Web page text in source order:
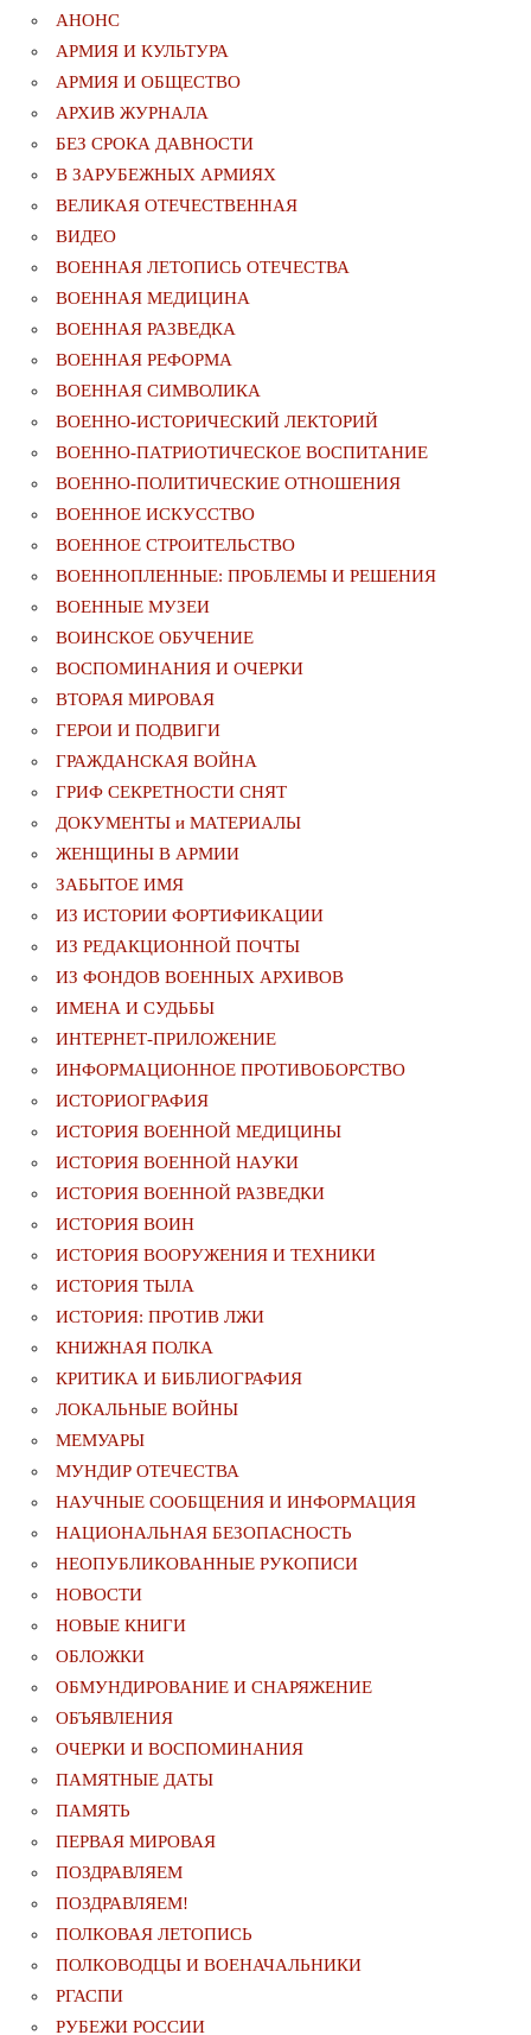
АНОНС
АРМИЯ И КУЛЬТУРА
АРМИЯ И ОБЩЕСТВО
АРХИВ ЖУРНАЛА
БЕЗ СРОКА ДАВНОСТИ
В ЗАРУБЕЖНЫХ АРМИЯХ
ВЕЛИКАЯ ОТЕЧЕСТВЕННАЯ
ВИДЕО
ВОЕННАЯ ЛЕТОПИСЬ ОТЕЧЕСТВА
ВОЕННАЯ МЕДИЦИНА
ВОЕННАЯ РАЗВЕДКА
ВОЕННАЯ РЕФОРМА
ВОЕННАЯ СИМВОЛИКА
ВОЕННО-ИСТОРИЧЕСКИЙ ЛЕКТОРИЙ
ВОЕННО-ПАТРИОТИЧЕСКОЕ ВОСПИТАНИЕ
ВОЕННО-ПОЛИТИЧЕСКИE ОТНОШЕНИЯ
ВОЕННОЕ ИСКУССТВО
ВОЕННОЕ СТРОИТЕЛЬСТВО
ВОЕННОПЛЕННЫЕ: ПРОБЛЕМЫ И РЕШЕНИЯ
ВОЕННЫЕ МУЗЕИ
ВОИНСКОЕ ОБУЧЕНИЕ
ВОСПОМИНАНИЯ И ОЧЕРКИ
ВТОРАЯ МИРОВАЯ
ГЕРОИ И ПОДВИГИ
ГРАЖДАНСКАЯ ВОЙНА
ГРИФ СЕКРЕТНОСТИ СНЯТ
ДОКУМЕНТЫ и МАТЕРИАЛЫ
ЖЕНЩИНЫ В АРМИИ
ЗАБЫТОЕ ИМЯ
ИЗ ИСТОРИИ ФОРТИФИКАЦИИ
ИЗ РЕДАКЦИОННОЙ ПОЧТЫ
ИЗ ФОНДОВ ВОЕННЫХ АРХИВОВ
ИМЕНА И СУДЬБЫ
ИНТЕРНЕТ-ПРИЛОЖЕНИЕ
ИНФОРМАЦИОННОЕ ПРОТИВОБОРСТВО
ИСТОРИОГРАФИЯ
ИСТОРИЯ ВОЕННОЙ МЕДИЦИНЫ
ИСТОРИЯ ВОЕННОЙ НАУКИ
ИСТОРИЯ ВОЕННОЙ РАЗВЕДКИ
ИСТОРИЯ ВОИН
ИСТОРИЯ ВООРУЖЕНИЯ И ТЕХНИКИ
ИСТОРИЯ ТЫЛА
ИСТОРИЯ: ПРОТИВ ЛЖИ
КНИЖНАЯ ПОЛКА
КРИТИКА И БИБЛИОГРАФИЯ
ЛОКАЛЬНЫЕ ВОЙНЫ
МЕМУАРЫ
МУНДИР ОТЕЧЕСТВА
НАУЧНЫЕ СООБЩЕНИЯ И ИНФОРМАЦИЯ
НАЦИОНАЛЬНАЯ БЕЗОПАСНОСТЬ
НЕОПУБЛИКОВАННЫЕ РУКОПИСИ
НОВОСТИ
НОВЫЕ КНИГИ
ОБЛОЖКИ
ОБМУНДИРОВАНИЕ И СНАРЯЖЕНИЕ
ОБЪЯВЛЕНИЯ
ОЧЕРКИ И ВОСПОМИНАНИЯ
ПАМЯТНЫЕ ДАТЫ
ПАМЯТЬ
ПЕРВАЯ МИРОВАЯ
ПОЗДРАВЛЯЕМ
ПОЗДРАВЛЯЕМ!
ПОЛКОВАЯ ЛЕТОПИСЬ
ПОЛКОВОДЦЫ И ВОЕНАЧАЛЬНИКИ
РГАСПИ
РУБЕЖИ РОССИИ